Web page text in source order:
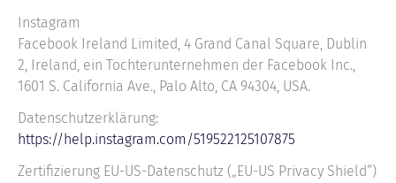
Instagram
Facebook Ireland Limited, 4 Grand Canal Square, Dublin
2, Ireland, ein Tochterunternehmen der Facebook Inc.,
1601 S. California Ave., Palo Alto, CA 94304, USA.
Datenschutzerklärung:
https://help.instagram.com/519522125107875
Zertifizierung EU-US-Datenschutz („EU-US Privacy Shield“)